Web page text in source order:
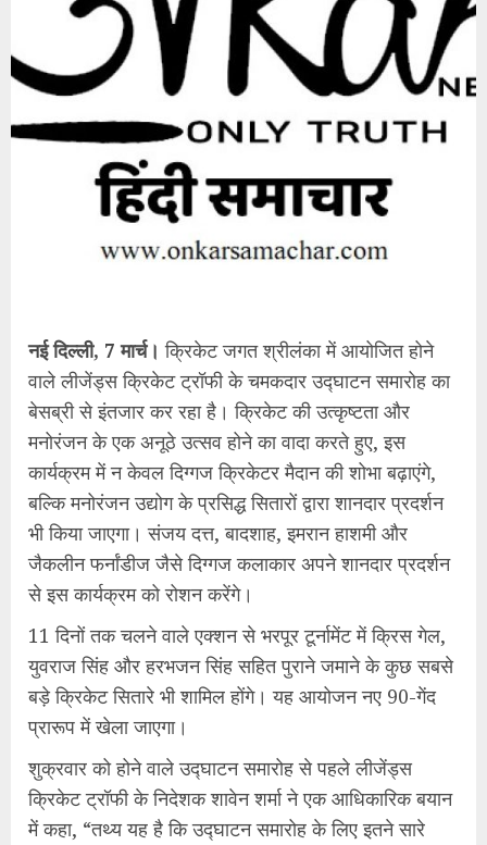
नई दिल्ली, 7 मार्च। क्रिकेट जगत श्रीलंका में आयोजित होने
वाले लीजेंड्स क्रिकेट ट्रॉफी के चमकदार उद्घाटन समारोह का
बेसब्री से इंतजार कर रहा है। क्रिकेट की उत्कृष्टता और
मनोरंजन के एक अनूठे उत्सव होने का वादा करते हुए, इस
कार्यक्रम में न केवल दिग्गज क्रिकेटर मैदान की शोभा बढ़ाएंगे,
बल्कि मनोरंजन उद्योग के प्रसिद्ध सितारों द्वारा शानदार प्रदर्शन
भी किया जाएगा। संजय दत्त, बादशाह, इमरान हाशमी और
जैकलीन फर्नांडीज जैसे दिग्गज कलाकार अपने शानदार प्रदर्शन
से इस कार्यक्रम को रोशन करेंगे।
11 दिनों तक चलने वाले एक्शन से भरपूर टूर्नामेंट में क्रिस गेल,
युवराज सिंह और हरभजन सिंह सहित पुराने जमाने के कुछ सबसे
बड़े क्रिकेट सितारे भी शामिल होंगे। यह आयोजन नए 90-गेंद
प्रारूप में खेला जाएगा।
शुक्रवार को होने वाले उद्घाटन समारोह से पहले लीजेंड्स
क्रिकेट ट्रॉफी के निदेशक शावेन शर्मा ने एक आधिकारिक बयान
में कहा, “तथ्य यह है कि उद्घाटन समारोह के लिए इतने सारे